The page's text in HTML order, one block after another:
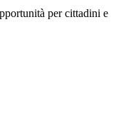
per cittadini e